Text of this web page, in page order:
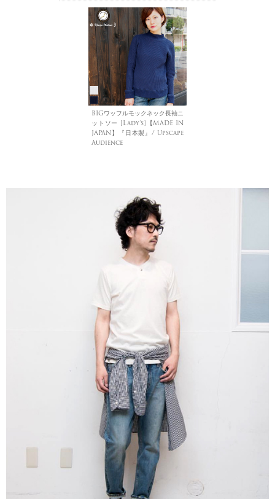
BIGワッフルモックネック長袖ニ
ットソー [Lady's]【MADE IN
JAPAN】『日本製』/ Upscape
Audience